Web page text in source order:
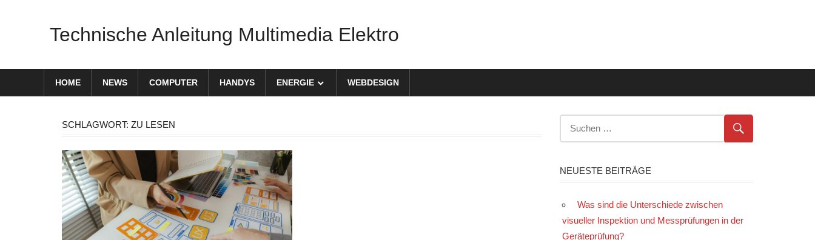
Technische Anleitung Multimedia Elektro
HOME NEWS COMPUTER HANDYS ENERGIE WEBDESIGN
SCHLAGWORT: ZU LESEN
NEUESTE BEITRÄGE
Was sind die Unterschiede zwischen
visueller Inspektion und Messprüfungen in der
Geräteprüfung?